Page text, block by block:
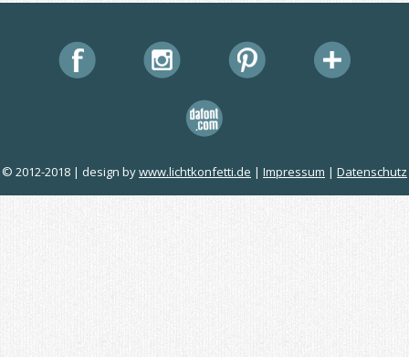
© 2012-2018 | design bywww.lichtkonfetti.de | Impressum | Datenschutz